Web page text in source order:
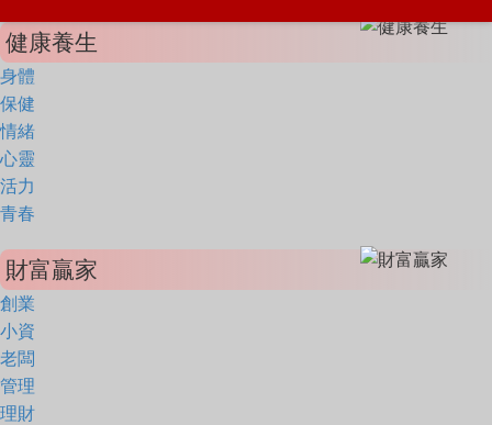
健康養生
身體
保健
情緒
心靈
活力
青春
財富贏家
創業
小資
老闆
管理
理財